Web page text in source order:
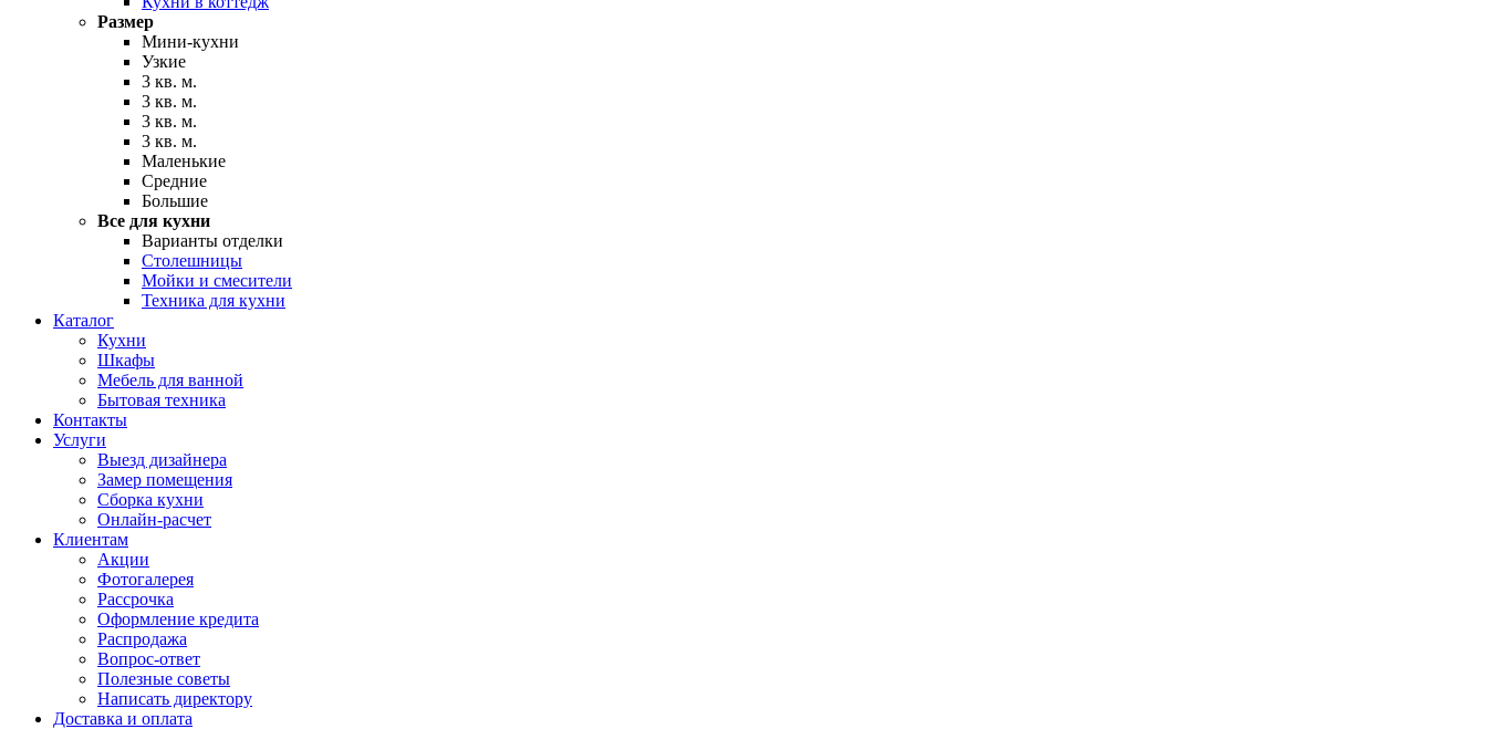
Размер
Мини-кухни
Узкие
3 кв. м.
3 кв. м.
3 кв. м.
3 кв. м.
Маленькие
Средние
Большие
Все для кухни
Варианты отделки
Столешницы
Мойки и смесители
Техника для кухни
Каталог
Кухни
Шкафы
Мебель для ванной
Бытовая техника
Контакты
Услуги
Выезд дизайнера
Замер помещения
Сборка кухни
Онлайн-расчет
Клиентам
Акции
Фотогалерея
Рассрочка
Оформление кредита
Распродажа
Вопрос-ответ
Полезные советы
Написать директору
Доставка и оплата